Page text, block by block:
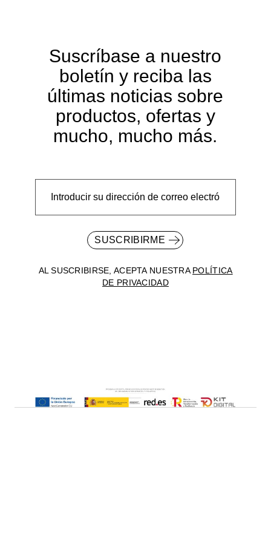
Suscríbase a nuestro
boletín y reciba las
últimas noticias sobre
productos, ofertas y
mucho, mucho más.
SUSCRIBIRME
AL SUSCRIBIRSE, ACEPTA NUESTRAPOLÍTICA
DE PRIVACIDAD